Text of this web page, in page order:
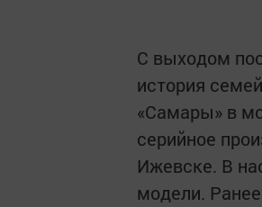
С выходом
история
«Самары» в
серийное
Ижевске. В
модели.